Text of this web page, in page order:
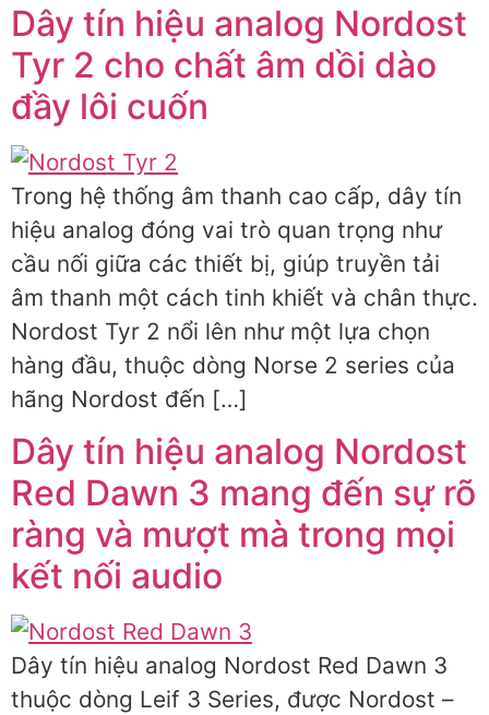
Dây tín hiệu analog Nordost
Tyr 2 cho chất âm dồi dào
đầy lôi cuốn
Trong hệ thống âm thanh cao cấp, dây tín
hiệu analog đóng vai trò quan trọng như
cầu nối giữa các thiết bị, giúp truyền tải
âm thanh một cách tinh khiết và chân thực.
Nordost Tyr 2 nổi lên như một lựa chọn
hàng đầu, thuộc dòng Norse 2 series của
hãng Nordost đến […]
Dây tín hiệu analog Nordost
Red Dawn 3 mang đến sự rõ
ràng và mượt mà trong mọi
kết nối audio
Dây tín hiệu analog Nordost Red Dawn 3
thuộc dòng Leif 3 Series, được Nordost –